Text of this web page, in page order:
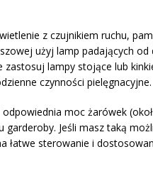
z czujnikiem ruchu,
użyj lamp padających od
lampy stojące lub
czynności pielęgnacyjne.
moc żarówek
Jeśli masz taką
łatwe sterowanie i